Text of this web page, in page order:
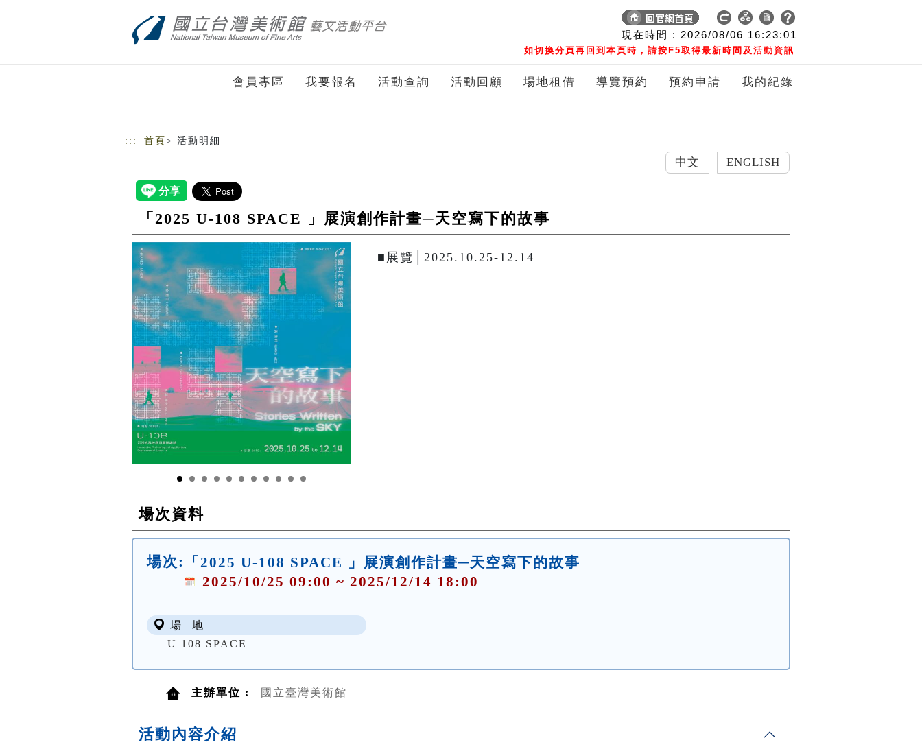
現在時間 : 2026/08/06 16:23:02
如切換分頁再回到本頁時，請按F5取得最新時間及活動資訊
會員專區 我要報名 活動查詢 活動回顧 場地租借 導覽預約 預約申請 我的紀錄
::: 首頁 > 活動明細
ENGLISH
「2025 U-108 SPACE 」展演創作計畫─天空寫下的故事
■展覽│2025.10.25-12.14
場次資料
場次:
「2025 U-108 SPACE 」展演創作計畫─天空寫下的故事
2025/10/25 09:00 ~ 2025/12/14 18:00
場 地
U 108 SPACE
主辦單位 : 國立臺灣美術館
活動內容介紹